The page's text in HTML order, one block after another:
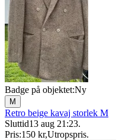
Badge på objektet:Ny
M
Retro beige kavaj storlek M
Sluttid13 aug 21:23.
Pris:150 kr,Utropspris.